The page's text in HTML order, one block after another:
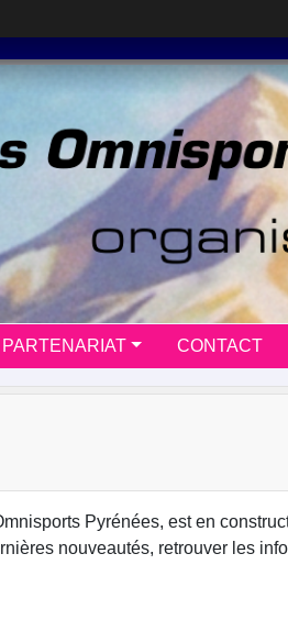
PARTENARIAT CONTACT
Pyrénées, est en
nouveautés, retrouver les